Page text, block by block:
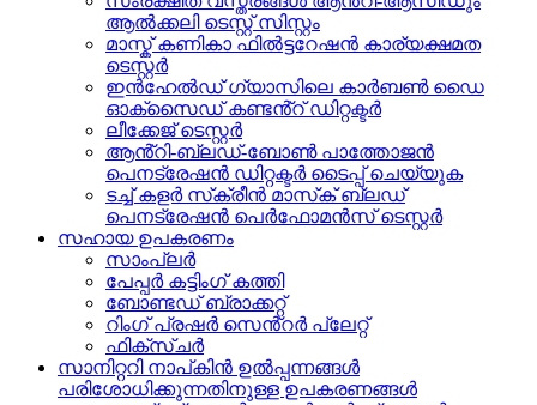
ആൽക്കലി ടെസ്റ്റ് സിസ്റ്റം
മാസ്ക് കണികാ ഫിൽട്ടറേഷൻ കാര്യക്ഷമത
ടെസ്റ്റർ
ഇൻഹേൽഡ് ഗ്യാസിലെ കാർബൺ ഡൈ
ഓക്സൈഡ് കണ്ടൻ്റ് ഡിറ്റക്ടർ
ലീക്കേജ് ടെസ്റ്റർ
ആൻ്റി-ബ്ലഡ്-ബോൺ പാത്തോജൻ
പെനട്രേഷൻ ഡിറ്റക്ടർ ടൈപ്പ് ചെയ്യുക
ടച്ച് കളർ സ്‌ക്രീൻ മാസ്‌ക് ബ്ലഡ്
പെനട്രേഷൻ പെർഫോമൻസ് ടെസ്റ്റർ
സഹായ ഉപകരണം
സാംപ്ലർ
പേപ്പർ കട്ടിംഗ് കത്തി
ബോണ്ടഡ് ബ്രാക്കറ്റ്
റിംഗ് പ്രഷർ സെൻ്റർ പ്ലേറ്റ്
ഫിക്സ്ചർ
സാനിറ്ററി നാപ്കിൻ ഉൽപ്പന്നങ്ങൾ
പരിശോധിക്കുന്നതിനുള്ള ഉപകരണങ്ങൾ